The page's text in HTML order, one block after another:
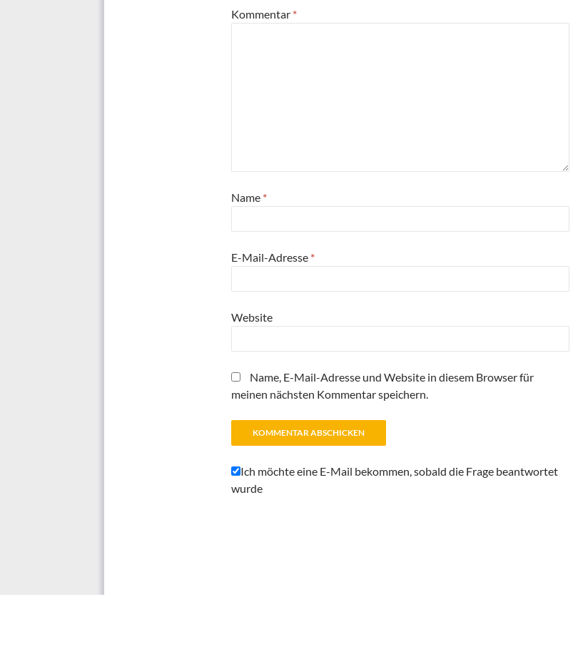
Kommentar *
Name *
E-Mail-Adresse *
Website
Name, E-Mail-Adresse und Website in diesem Browser für
meinen nächsten Kommentar speichern.
Ich möchte eine E-Mail bekommen, sobald die Frage beantwortet
wurde